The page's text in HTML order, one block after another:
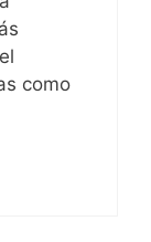
como